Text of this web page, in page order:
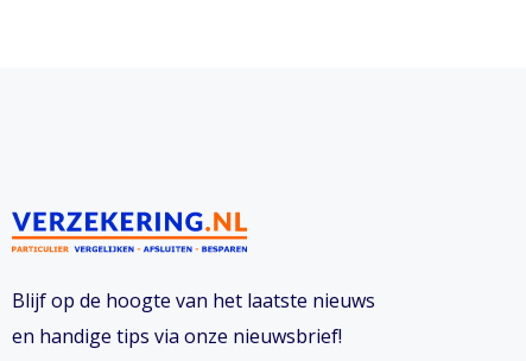
Blijf op de hoogte van het laatste nieuws
en handige tips via onze nieuwsbrief!